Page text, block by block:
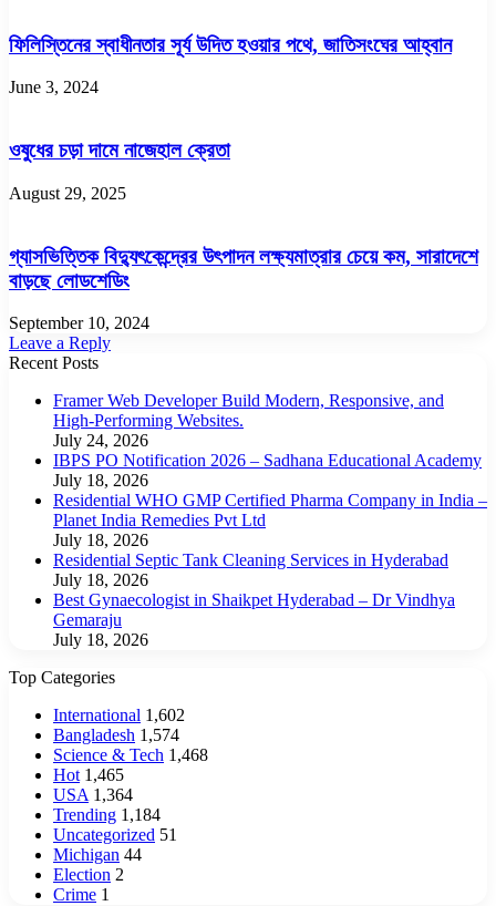
ফিলিস্তিনের স্বাধীনতার সূর্য উদিত হওয়ার পথে, জাতিসংঘের আহ্বান
June 3, 2024
ওষুধের চড়া দামে নাজেহাল ক্রেতা
August 29, 2025
গ্যাসভিত্তিক বিদ্যুৎকেন্দ্রের উৎপাদন লক্ষ্যমাত্রার চেয়ে কম, সারাদেশে
বাড়ছে লোডশেডিং
September 10, 2024
Leave a Reply
Recent Posts
Framer Web Developer Build Modern, Responsive, and
High-Performing Websites.
July 24, 2026
IBPS PO Notification 2026 – Sadhana Educational Academy
July 18, 2026
Residential WHO GMP Certified Pharma Company in India –
Planet India Remedies Pvt Ltd
July 18, 2026
Residential Septic Tank Cleaning Services in Hyderabad
July 18, 2026
Best Gynaecologist in Shaikpet Hyderabad – Dr Vindhya
Gemaraju
July 18, 2026
Top Categories
International 1,602
Bangladesh 1,574
Science & Tech 1,468
Hot 1,465
USA 1,364
Trending 1,184
Uncategorized 51
Michigan 44
Election 2
Crime 1